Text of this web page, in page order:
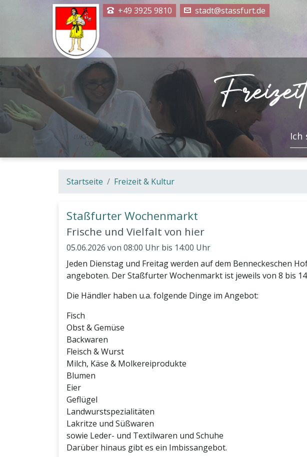
+49 3925 9810 stadt@stassfurt.de
Startseite Freizeit & Kultur
Staßfurter Wochenmarkt
Frische und Vielfalt von hier
05.06.2026 von 08:00 Uhr bis 14:00 Uhr
Jeden Dienstag und Freitag werden auf dem Benneckeschen
angeboten. Der Staßfurter Wochenmarkt ist jeweils von 8 bis
Die Händler haben u.a. folgende Dinge im Angebot:
Fisch
Obst & Gemüse
Backwaren
Fleisch & Wurst
Milch, Käse & Molkereiprodukte
Blumen
Eier
Geflügel
Landwurstspezialitäten
Lakritze und Süßwaren
sowie Leder- und Textilwaren und Schuhe
Darüber hinaus gibt es ein Imbissangebot.